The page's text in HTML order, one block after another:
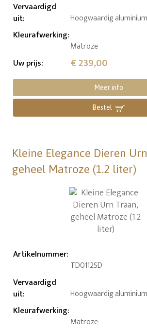
Vervaardigd
uit: Hoogwaardig aluminium
Kleurafwerking:
Matroze
Uw prijs: € 239,00
Meer info
Bestel
Kleine Elegance Dieren
geheel Matroze (1.2 liter)
Artikelnummer:
TD0112SD
Vervaardigd
uit: Hoogwaardig aluminium
Kleurafwerking:
Matroze